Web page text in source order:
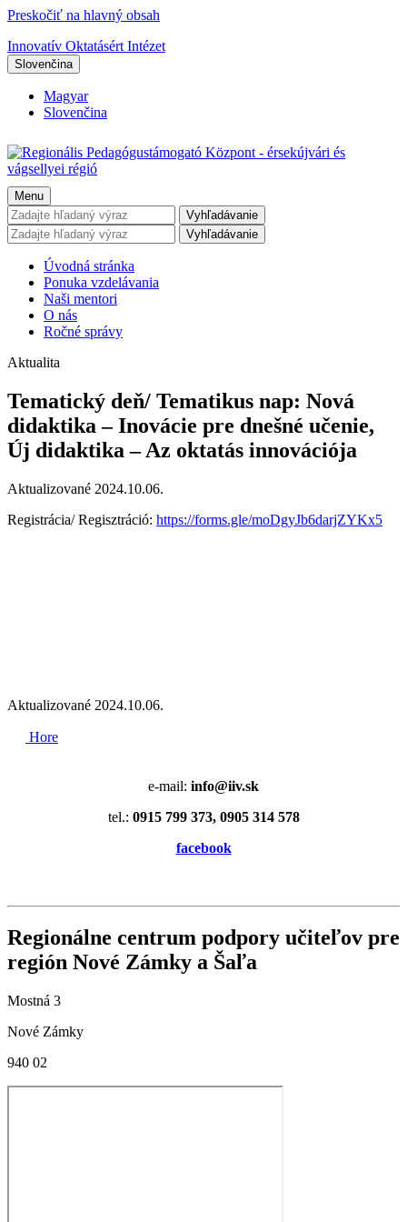
Preskočiť na hlavný obsah
Innovatív Oktatásért Intézet
Slovenčina
Magyar
Slovenčina
Menu
Vyhľadávanie
Vyhľadávanie
Úvodná stránka
Ponuka vzdelávania
Naši mentori
O nás
Ročné správy
Aktualita
Tematický deň/ Tematikus nap: Nová
didaktika – Inovácie pre dnešné učenie,
Új didaktika – Az oktatás innovációja
Aktualizované 2024.10.06.
Registrácia/ Regisztráció: https://forms.gle/moDgyJb6darjZYKx5
Aktualizované 2024.10.06.
Hore
e-mail: info@iiv.sk
tel.: 0915 799 373, 0905 314 578
facebook
Regionálne centrum podpory učiteľov pre
región Nové Zámky a Šaľa
Mostná 3
Nové Zámky
940 02